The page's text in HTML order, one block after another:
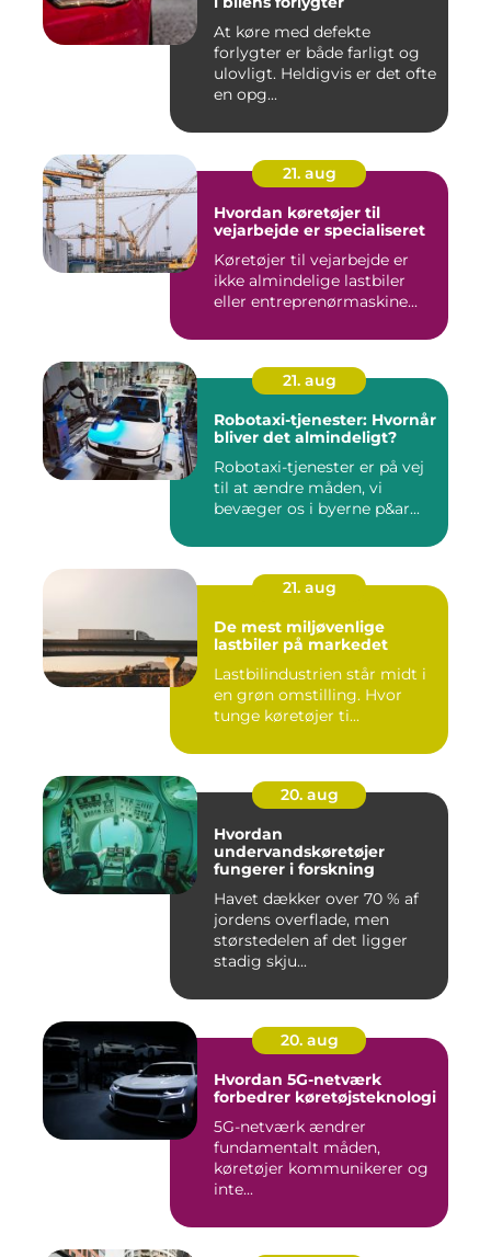
At køre med defekte
forlygter er både farligt og
ulovligt. Heldigvis er det ofte
en opg...
21. aug
Hvordan køretøjer til
vejarbejde er specialiseret
Køretøjer til vejarbejde er
ikke almindelige lastbiler
eller entreprenørmaskine...
21. aug
Robotaxi-tjenester: Hvornår
bliver det almindeligt?
Robotaxi-tjenester er på vej
til at ændre måden, vi
bevæger os i byerne p&ar...
21. aug
De mest miljøvenlige
lastbiler på markedet
Lastbilindustrien står midt i
en grøn omstilling. Hvor
tunge køretøjer ti...
20. aug
Hvordan
undervandskøretøjer
fungerer i forskning
Havet dækker over 70 % af
jordens overflade, men
størstedelen af det ligger
stadig skju...
20. aug
Hvordan 5G-netværk
forbedrer køretøjsteknologi
5G-netværk ændrer
fundamentalt måden,
køretøjer kommunikerer og
inte...